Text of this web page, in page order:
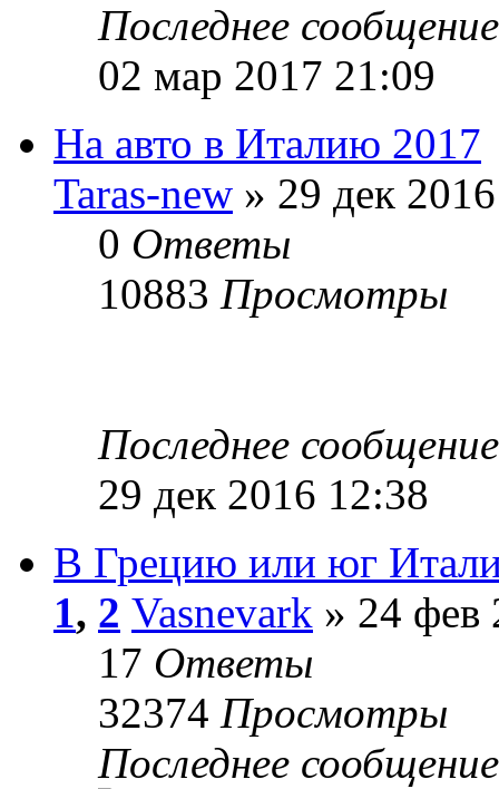
Последнее
02 мар 2017 21:09
На авто в Италию 2017
Taras-new » 29 дек
0 Ответы
10883 Просмотры
Последнее
29 дек 2016 12:38
В Грецию или юг
1, 2 Vasnevark » 24 фев
17 Ответы
32374 Просмотры
Последнее